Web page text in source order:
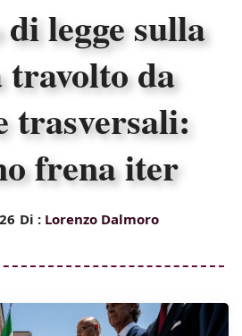
legge sulla
travolto da
trasversali:
frena iter
Di : Lorenzo Dalmoro